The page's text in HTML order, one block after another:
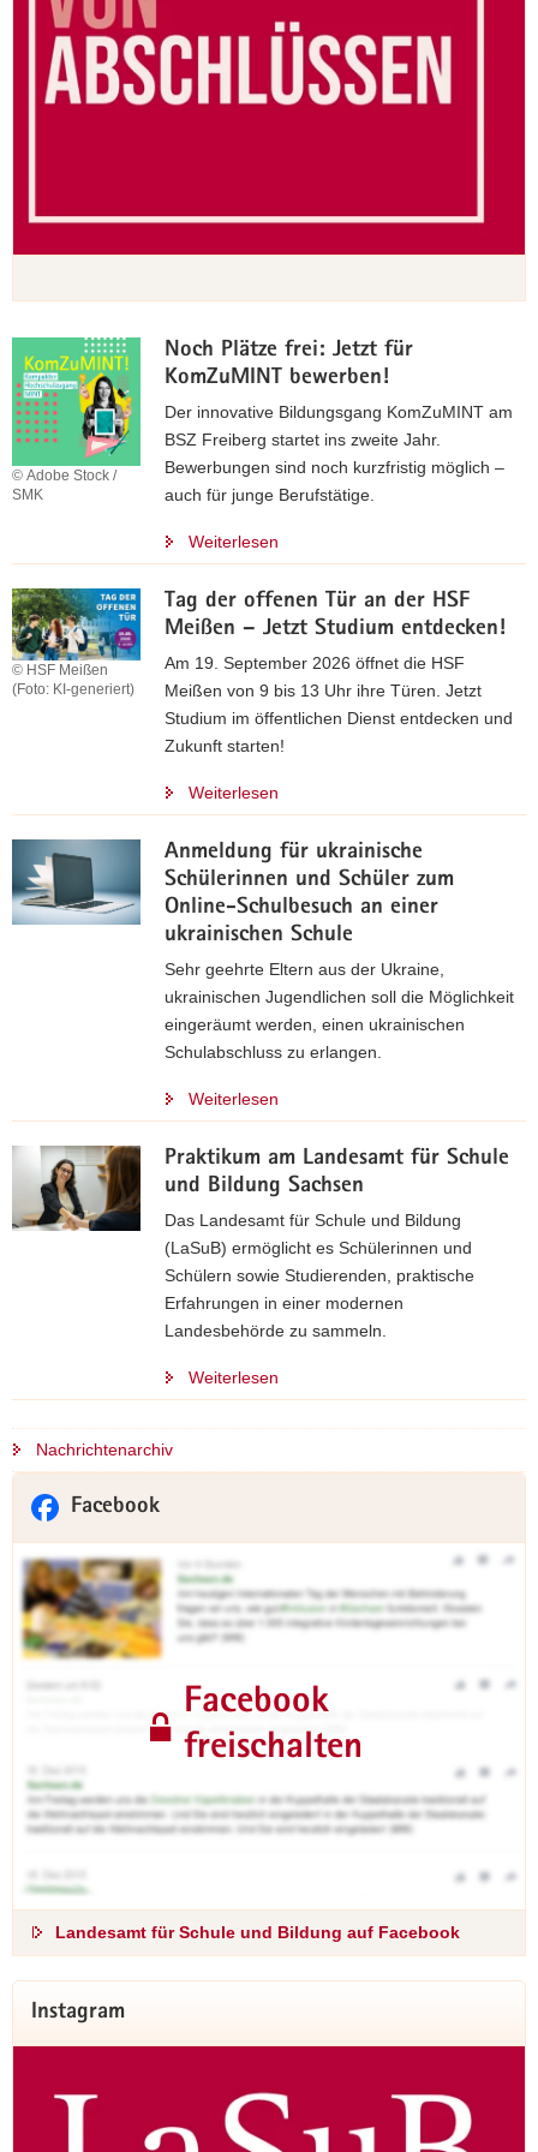
Noch Plätze frei: Jetzt für
KomZuMINT bewerben!
© Adobe Stock /
SMK
Der innovative Bildungsgang KomZuMINT am
BSZ Freiberg startet ins zweite Jahr.
Bewerbungen sind noch kurzfristig möglich –
auch für junge Berufstätige.
Weiterlesen
Tag der offenen Tür an der HSF
Meißen – Jetzt Studium entdecken!
© HSF Meißen
(Foto: KI-generiert)
Am 19. September 2026 öffnet die HSF
Meißen von 9 bis 13 Uhr ihre Türen. Jetzt
Studium im öffentlichen Dienst entdecken und
Zukunft starten!
Weiterlesen
Anmeldung für ukrainische
Schülerinnen und Schüler zum
Online-Schulbesuch an einer
ukrainischen Schule
Sehr geehrte Eltern aus der Ukraine,
ukrainischen Jugendlichen soll die Möglichkeit
eingeräumt werden, einen ukrainischen
Schulabschluss zu erlangen.
Weiterlesen
Praktikum am Landesamt für Schule
und Bildung Sachsen
Das Landesamt für Schule und Bildung
(LaSuB) ermöglicht es Schülerinnen und
Schülern sowie Studierenden, praktische
Erfahrungen in einer modernen
Landesbehörde zu sammeln.
Weiterlesen
Nachrichtenarchiv
Facebook
Facebook
freischalten
Landesamt für Schule und Bildung auf Facebook
Instagram